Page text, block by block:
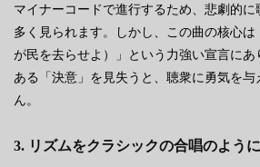
マイナーコードで進行するため、悲劇的
多く見られます。しかし、この曲の核心は
が民を去らせよ）」という力強い宣言にあ
ある「決意」を見失うと、聴衆に勇気を
ん。
3. リズムをクラシックの合唱のよう